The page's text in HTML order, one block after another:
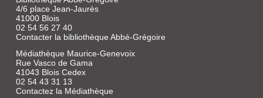
2007
Apoo
est
un
chasqui,
un
messager
royal
qui
parcourt
4/6 place Jean-Jaurès
41000 Blois
02 54 56 27 40
Contacter la bibliothèque Abbé-Grégoire
Médiathèque Maurice-Genevoix
Rue Vasco de Gama
41043 Blois Cedex
02 54 43 31 13
Contactez la Médiathèque